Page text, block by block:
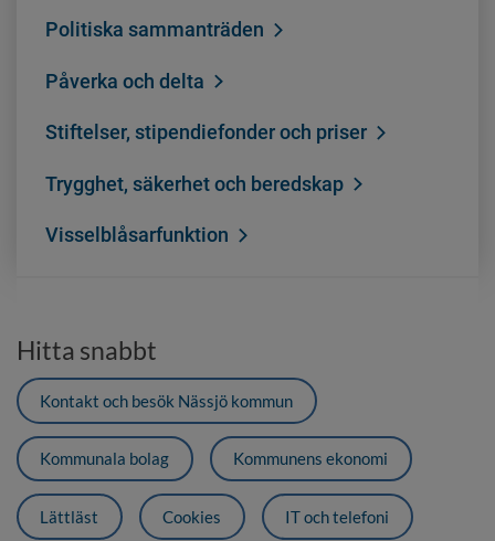
Politiska sammanträden
Påverka och delta
Stiftelser, stipendiefonder och priser
Trygghet, säkerhet och beredskap
Visselblåsarfunktion
Hitta snabbt
Kontakt och besök Nässjö kommun
Kommunala bolag Kommunens ekonomi
Lättläst Cookies IT och telefoni